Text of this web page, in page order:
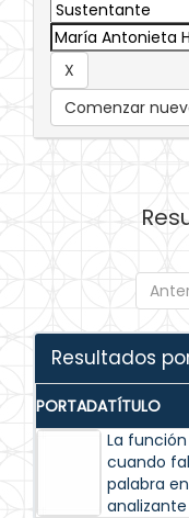
Comenzar
Resultados
PORTADATÍTULO
La
cuando
palabra
analizante